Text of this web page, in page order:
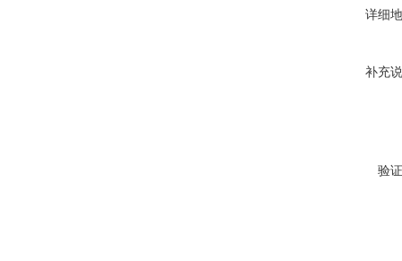
详细
补充
验